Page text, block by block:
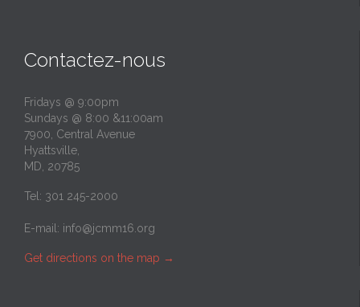
Contactez-nous
Fridays @ 9:00pm
Sundays @ 8:00 &11:00am
7900, Central Avenue
Hyattsville,
MD, 20785
Tel: 301 245-2000
E-mail: info@jcmm16.org
Get directions on the map →